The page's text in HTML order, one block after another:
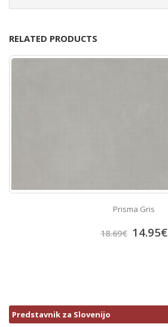
RELATED PRODUCTS
Prisma Gris
18.69€ 14.95€
Predstavnik za Slovenijo